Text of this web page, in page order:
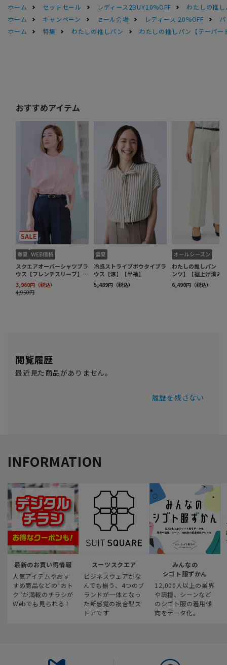
ホーム
セットセール レディース2BUY10%OFF
わたしの推
ホーム
キャンペーン セール会場 レディース 20%OFF
ホーム
特集 わたしの推しパン わたしの推しパン【テーパ
閲覧履歴
最近見た商品がありません。
履歴を残さない
INFORMATION
最新のお買い得情報
人気アイテムやおす
すめ商品などの“おト
ク“が満載のチラシが
Webでも見られる！
スーツスクエア
ビジネスウェアがな
んでも揃う、4つのブ
ランドが一体となっ
た新感覚の複合型ス
トアです
みんなの
シゴト服ずかん
12,000人以上の業界
や職種、シーンなど
のシゴト服の着用傾
向をデータ化。